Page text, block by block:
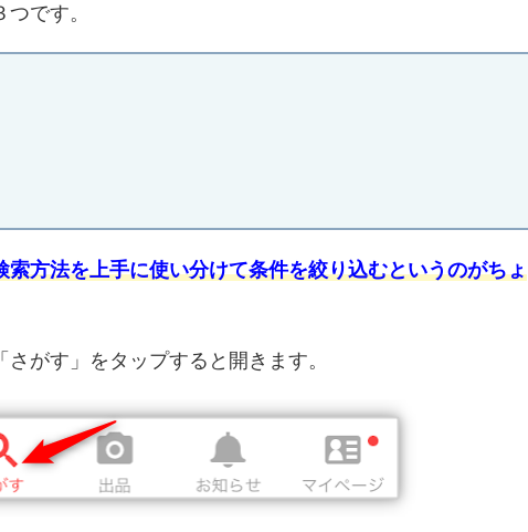
です。
索方法を上手に使い分けて条件を絞り込むというのがちょ
がす」をタップすると開きます。